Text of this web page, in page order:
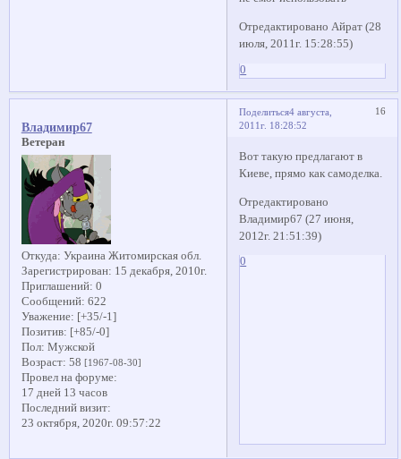
Отредактировано Айрат (28
июля, 2011г. 15:28:55)
0
Поделиться 16
4 августа,
2011г. 18:28:52
Владимир67
Ветеран
Откуда: Украина Житомирская обл.
Зарегистрирован: 15 декабря, 2010г.
Приглашений: 0
Сообщений: 622
Уважение: [+35/-1]
Позитив: [+85/-0]
Пол: Мужской
Возраст: 58 [1967-08-30]
Провел на форуме:
17 дней 13 часов
Последний визит:
23 октября, 2020г. 09:57:22
Вот такую предлагают в
Киеве, прямо как самоделка.
Отредактировано
Владимир67 (27 июня,
2012г. 21:51:39)
0